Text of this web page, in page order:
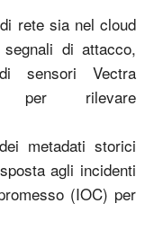
rete sia nel cloud
di attacco,
sensori Vectra
per rilevare
metadati storici
agli incidenti
(IOC) per